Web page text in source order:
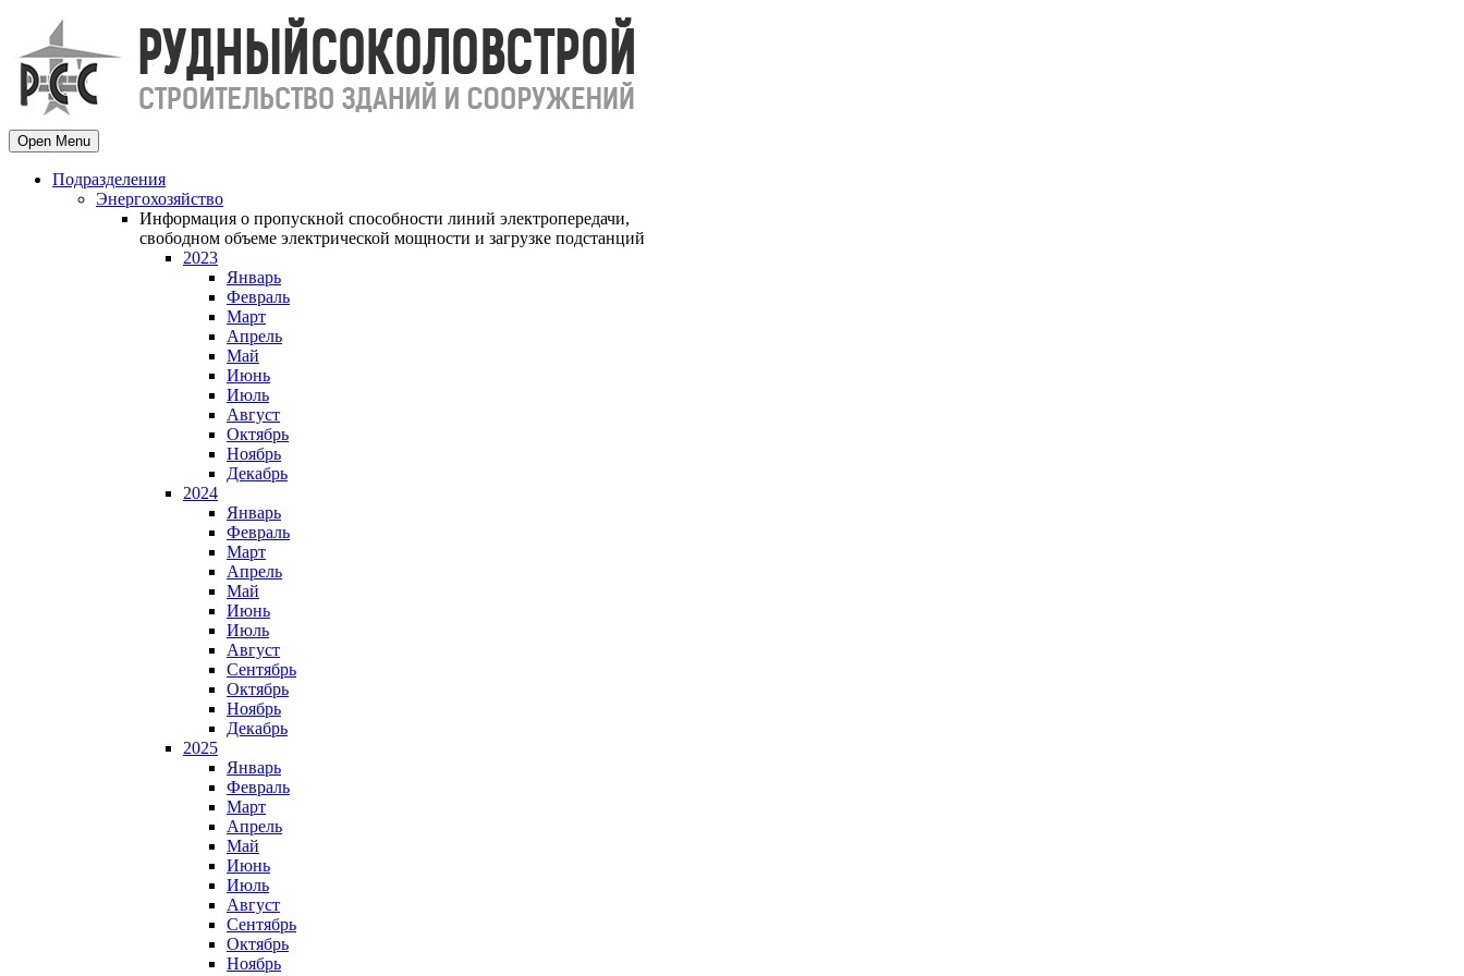
Open Menu
Подразделения
Энергохозяйство
Информация о пропускной способности линий электропередачи,
свободном объеме электрической мощности и загрузке подстанций
2023
Январь
Февраль
Март
Апрель
Май
Июнь
Июль
Август
Октябрь
Ноябрь
Декабрь
2024
Январь
Февраль
Март
Апрель
Май
Июнь
Июль
Август
Сентябрь
Октябрь
Ноябрь
Декабрь
2025
Январь
Февраль
Март
Апрель
Май
Июнь
Июль
Август
Сентябрь
Октябрь
Ноябрь